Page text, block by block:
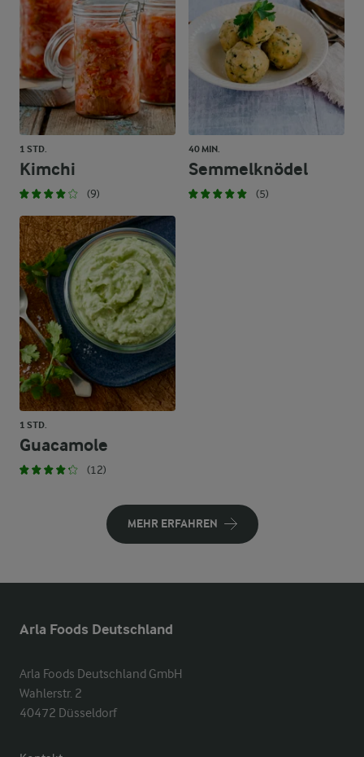
1 STD.
Kimchi
(9)
40 MIN.
Semmelknödel
(5)
1 STD.
Guacamole
(12)
MEHR ERFAHREN
Arla Foods Deutschland
Arla Foods Deutschland GmbH
Wahlerstr. 2
40472 Düsseldorf